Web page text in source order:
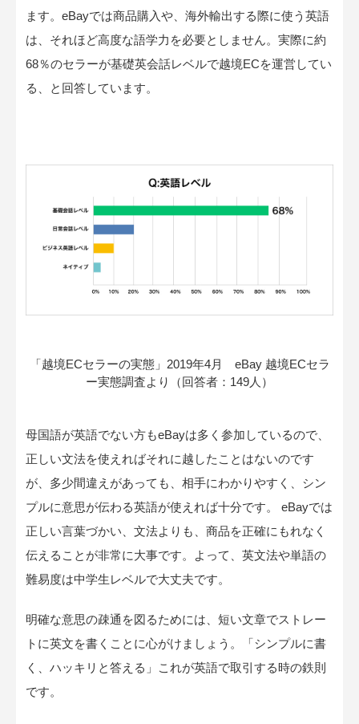
ます。eBayでは商品購入や、海外輸出する際に使う英語
は、それほど高度な語学力を必要としません。実際に約
68％のセラーが基礎英会話レベルで越境ECを運営してい
る、と回答しています。
「越境ECセラーの実態」2019年4月 eBay 越境ECセラ
ー実態調査より（回答者：149人）
母国語が英語でない方もeBayは多く参加しているので、
正しい文法を使えればそれに越したことはないのです
が、多少間違えがあっても、相手にわかりやすく、シン
プルに意思が伝わる英語が使えれば十分です。 eBayでは
正しい言葉づかい、文法よりも、商品を正確にもれなく
伝えることが非常に大事です。よって、英文法や単語の
難易度は中学生レベルで大丈夫です。
明確な意思の疎通を図るためには、短い文章でストレー
トに英文を書くことに心がけましょう。「シンプルに書
く、ハッキリと答える」これが英語で取引する時の鉄則
です。